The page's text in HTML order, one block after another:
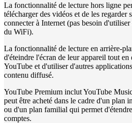
La fonctionnalité de lecture hors ligne
télécharger des vidéos et de les regarder
connecter à Internet (pas besoin
du WiFi).
La fonctionnalité de lecture en arrière-
d'éteindre l'écran de leur appareil tout
YouTube et d'utiliser d'autres
contenu diffusé.
YouTube Premium inclut YouTube
peut être acheté dans le cadre d'un plan
ou d'un plan familial qui permet
comptes.